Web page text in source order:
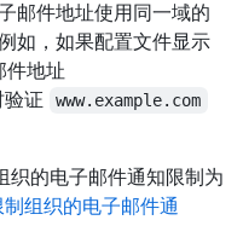
邮件地址使用同一域的
如，如果配置文件显示
件地址
验证 www.example.com
织的电子邮件通知限制为
制组织的电子邮件通